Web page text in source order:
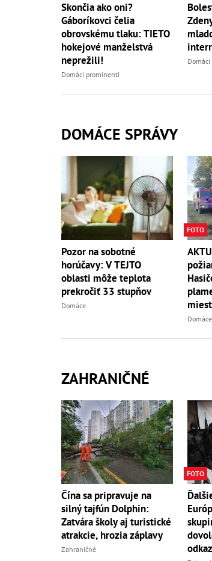
Skončia ako oni?
Gáboríkovci čelia
obrovskému tlaku: TIETO
hokejové manželstvá
neprežili!
Domáci prominenti
DOMÁCE SPRÁVY
Pozor na sobotné
horúčavy: V TEJTO
oblasti môže teplota
prekročiť 33 stupňov
Domáce
FOTO
Domáce
ZAHRANIČNÉ
Čína sa pripravuje na
silný tajfún Dolphin:
Zatvára školy aj turistické
atrakcie, hrozia záplavy
Zahraničné
FOTO